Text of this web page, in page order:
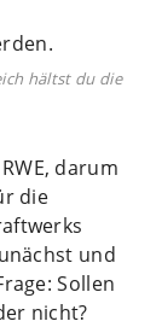
hältst du die
darum
die
und
Sollen
nicht?